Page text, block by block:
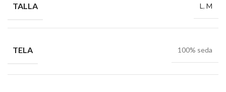
TALLA L , M
TELA 100% seda